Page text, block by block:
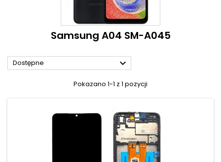
Samsung A04 SM-A045
Dostępne 
Pokazano 1-1 z 1 pozycji